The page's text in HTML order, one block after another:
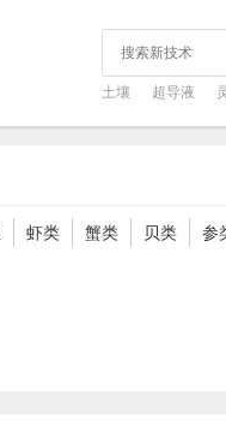
土壤 超导液
虾类 蟹类 贝类 参